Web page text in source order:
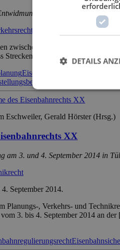
zwischen Bauleitplanung und
Strecken und Anlagen für den
Eisenbahntechnikplanung
Eschweiler, Gerald Hörster (Hrsg.)
XX
am 3. und 4. September 2014 in
September 2014.
Planungs-, Verkehrs- und
3. bis 4. September 2014 an
DETAILS